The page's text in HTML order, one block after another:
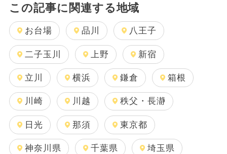
この記事に関連する地域
お台場 品川 八王子
二子玉川 上野 新宿
立川 横浜 鎌倉 箱根
川崎 川越 秩父・長瀞
日光 那須 東京都
神奈川県 千葉県 埼玉県